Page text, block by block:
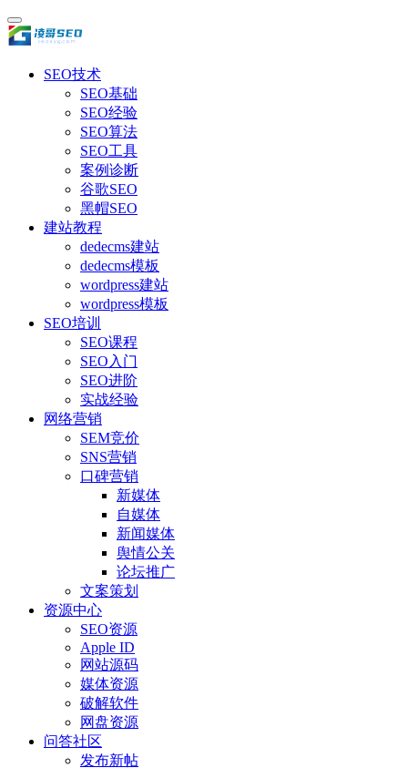
SEO技术
SEO基础
SEO经验
SEO算法
SEO工具
案例诊断
谷歌SEO
黑帽SEO
建站教程
dedecms建站
dedecms模板
wordpress建站
wordpress模板
SEO培训
SEO课程
SEO入门
SEO进阶
实战经验
网络营销
SEM竞价
SNS营销
口碑营销
新媒体
自媒体
新闻媒体
舆情公关
论坛推广
文案策划
资源中心
SEO资源
Apple ID
网站源码
媒体资源
破解软件
网盘资源
问答社区
发布新帖